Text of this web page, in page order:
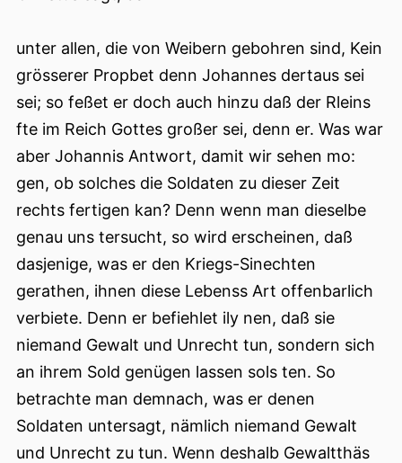
unter allen, die von Weibern gebohren sind, Kein
grösserer Propbet denn Johannes dertaus sei
sei; so feßet er doch auch hinzu daß der Rleins
fte im Reich Gottes großer sei, denn er. Was war
aber Johannis Antwort, damit wir sehen mo:
gen, ob solches die Soldaten zu dieser Zeit
rechts fertigen kan? Denn wenn man dieselbe
genau uns tersucht, so wird erscheinen, daß
dasjenige, was er den Kriegs-Sinechten
gerathen, ihnen diese Lebenss Art offenbarlich
verbiete. Denn er befiehlet ily nen, daß sie
niemand Gewalt und Unrecht tun, sondern sich
an ihrem Sold genügen lassen sols ten. So
betrachte man demnach, was er denen
Soldaten untersagt, nämlich niemand Gewalt
und Unrecht zu tun. Wenn deshalb Gewaltthäs